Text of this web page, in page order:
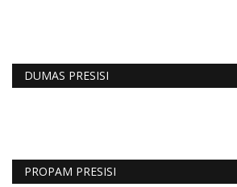
DUMAS PRESISI
PROPAM PRESISI